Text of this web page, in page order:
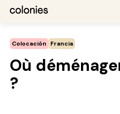
Colocación Francia
Où
?